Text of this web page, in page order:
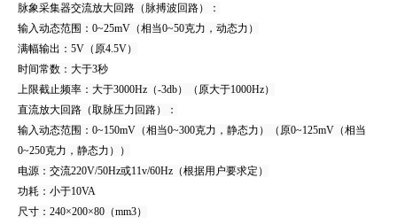
脉象采集器交流放大回路（脉搏波回路）：
输入动态范围：0~25mV（相当0~50克力，动态力）
满幅输出：5V（原4.5V）
时间常数：大于3秒
上限截止频率：大于3000Hz（-3db）（原大于1000Hz）
直流放大回路（取脉压力回路）：
输入动态范围：0~150mV（相当0~300克力，静态力）（原0~125mV（相当
0~250克力，静态力））
电源：交流220V/50Hz或11v/60Hz（根据用户要求定）
功耗：小于10VA
尺寸：240×200×80（mm3）